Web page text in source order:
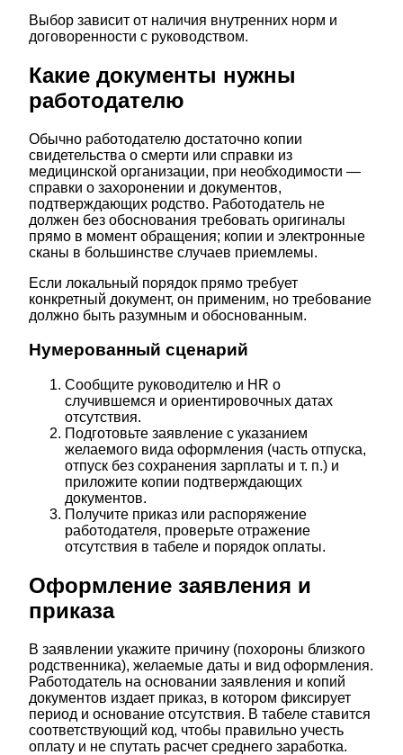
Выбор зависит от наличия внутренних норм и
договоренности с руководством.
Какие документы нужны
работодателю
Обычно работодателю достаточно копии
свидетельства о смерти или справки из
медицинской организации, при необходимости —
справки о захоронении и документов,
подтверждающих родство. Работодатель не
должен без обоснования требовать оригиналы
прямо в момент обращения; копии и электронные
сканы в большинстве случаев приемлемы.
Если локальный порядок прямо требует
конкретный документ, он применим, но требование
должно быть разумным и обоснованным.
Нумерованный сценарий
Сообщите руководителю и HR о
случившемся и ориентировочных датах
отсутствия.
Подготовьте заявление с указанием
желаемого вида оформления (часть отпуска,
отпуск без сохранения зарплаты и т. п.) и
приложите копии подтверждающих
документов.
Получите приказ или распоряжение
работодателя, проверьте отражение
отсутствия в табеле и порядок оплаты.
Оформление заявления и
приказа
В заявлении укажите причину (похороны близкого
родственника), желаемые даты и вид оформления.
Работодатель на основании заявления и копий
документов издает приказ, в котором фиксирует
период и основание отсутствия. В табеле ставится
соответствующий код, чтобы правильно учесть
оплату и не спутать расчет среднего заработка.